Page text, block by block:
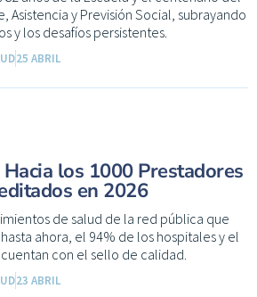
Asistencia y Previsión Social, subrayando
y los desafíos persistentes.
25 ABRIL
los 1000 Prestadores
en 2026
de salud de la red pública que
ahora, el 94% de los hospitales y el
cuentan con el sello de calidad.
23 ABRIL